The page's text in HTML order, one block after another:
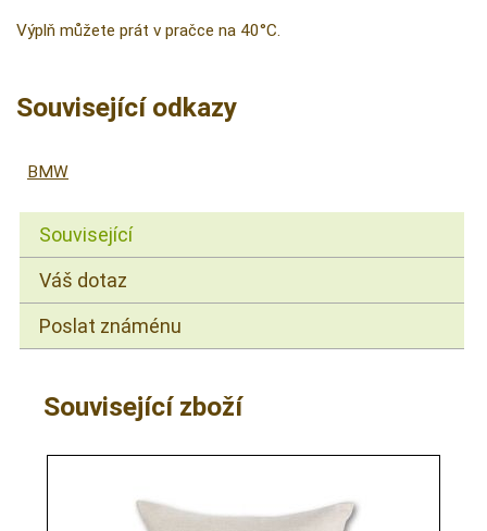
Výplň můžete prát v pračce na 40°C.
Související odkazy
BMW
Související
Váš dotaz
Poslat známénu
Související zboží